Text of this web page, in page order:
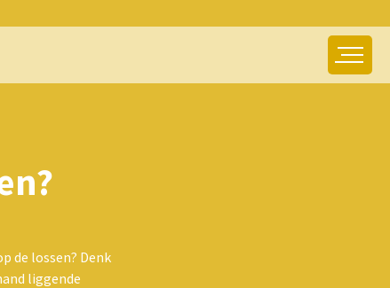
de lossen? Denk
liggende